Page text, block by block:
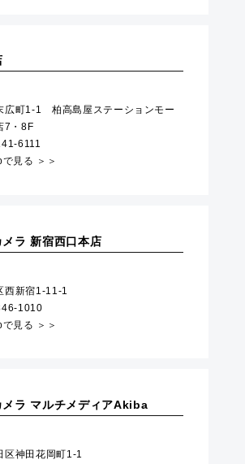
広町1-1 柏高島屋ステーションモー
7・8F
6111
見る ＞＞
メラ 新宿西口本店
西新宿1-11-1
1010
見る ＞＞
メラ マルチメディアAkiba
区神田花岡町1-1